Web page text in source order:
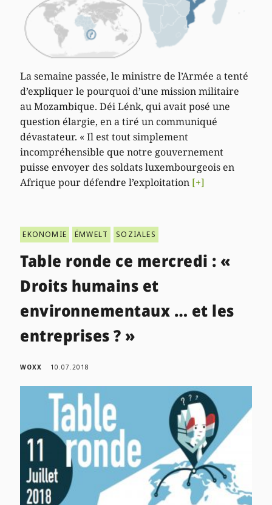
La semaine passée, le ministre de l’Armée a tenté
d’expliquer le pourquoi d’une mission militaire
au Mozambique. Déi Lénk, qui avait posé une
question élargie, en a tiré un communiqué
dévastateur. « Il est tout simplement
incompréhensible que notre gouvernement
puisse envoyer des soldats luxembourgeois en
Afrique pour défendre l’exploitation [+]
EKONOMIE ËMWELT SOZIALES
Table ronde ce mercredi : «
Droits humains et
environnementaux … et les
entreprises ? »
WOXX 10.07.2018